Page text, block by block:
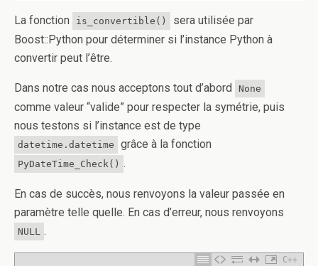
La fonction is_convertible()
sera utilisée par
Boost::Python pour déterminer si l’instance Python à
convertir peut l’être.
Dans notre cas nous acceptons tout d’abord None
comme valeur “valide” pour respecter la symétrie, puis
nous testons si l’instance est de type
datetime.datetime grâce à la fonction
PyDateTime_Check() .
En cas de succès, nous renvoyons la valeur passée en
paramètre telle quelle. En cas d’erreur, nous renvoyons
NULL .
C++